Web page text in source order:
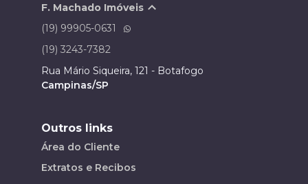
F. Machado Imóveis
(19) 99905-0631
(19) 3243-7382
Rua Mário Siqueira, 121 - Botafogo
Campinas/SP
Outros links
Área do Cliente
Extratos e Recibos